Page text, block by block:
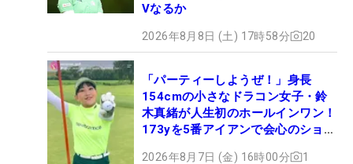
Vなるか
2026年8月8日 (土) 17時58分 20
「パーティーしようぜ！」身長
154cmの小さなドラコン女子・鈴
木真緒が人生初のホールインワン！
173yを5番アイアンで会心のショッ
2026年8月7日 (金) 16時00分 1